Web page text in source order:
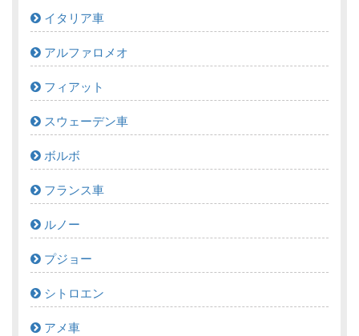
イタリア車
アルファロメオ
フィアット
スウェーデン車
ボルボ
フランス車
ルノー
プジョー
シトロエン
アメ車